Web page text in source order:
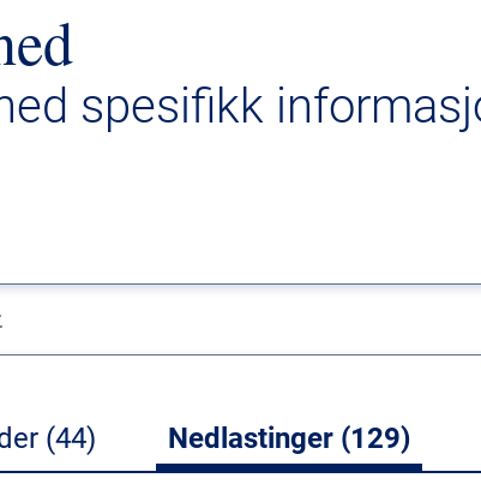
spesifikk
(44) Nedlastinger (129)